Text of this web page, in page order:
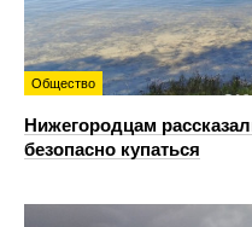
Общество
Нижегородцам
безопасно купаться